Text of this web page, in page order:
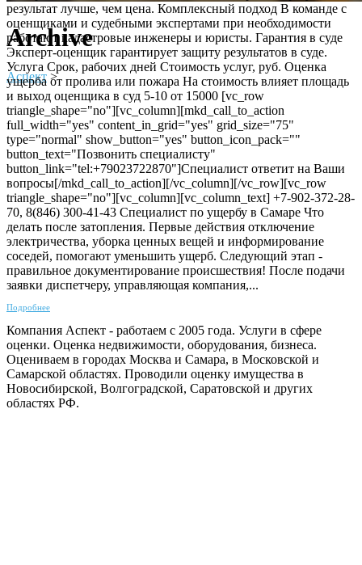
Archive
Аспект >
результат лучше, чем цена. Комплексный подход В команде с
оценщиками и судебными экспертами при необходимости
работают кадастровые инженеры и юристы. Гарантия в суде
Эксперт-оценщик гарантирует защиту результатов в суде.
Услуга Срок, рабочих дней Стоимость услуг, руб. Оценка
ущерба от пролива или пожара На стоимость влияет площадь
и выход оценщика в суд 5-10 от 15000 [vc_row
triangle_shape="no"][vc_column][mkd_call_to_action
full_width="yes" content_in_grid="yes" grid_size="75"
type="normal" show_button="yes" button_icon_pack=""
button_text="Позвонить специалисту"
button_link="tel:+79023722870"]Специалист ответит на Ваши
вопросы[/mkd_call_to_action][/vc_column][/vc_row][vc_row
triangle_shape="no"][vc_column][vc_column_text] +7-902-372-28-
70, 8(846) 300-41-43 Специалист по ущербу в Самаре Что
делать после затопления. Первые действия отключение
электричества, уборка ценных вещей и информирование
соседей, помогают уменьшить ущерб. Следующий этап -
правильное документирование происшествия! После подачи
заявки диспетчеру, управляющая компания,...
Подробнее
Компания Аспект - работаем с 2005 года. Услуги в сфере
оценки. Оценка недвижимости, оборудования, бизнеса.
Оцениваем в городах Москва и Самара, в Московской и
Самарской областях. Проводили оценку имущества в
Новосибирской, Волгоградской, Саратовской и других
областях РФ.